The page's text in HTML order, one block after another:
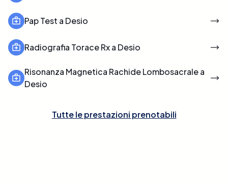
Pap Test a Desio
Radiografia Torace Rx a Desio
Risonanza Magnetica Rachide Lombosacrale a
Desio
Tutte le prestazioni prenotabili